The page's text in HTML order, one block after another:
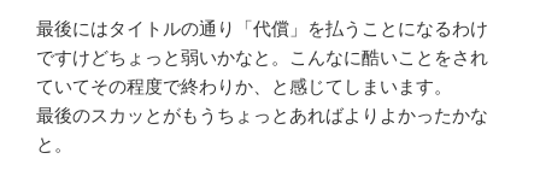
最後にはタイトルの通り「代償」を払うことになるわけ
ですけどちょっと弱いかなと。こんなに酷いことをされ
ていてその程度で終わりか、と感じてしまいます。
最後のスカッとがもうちょっとあればよりよかったかな
と。